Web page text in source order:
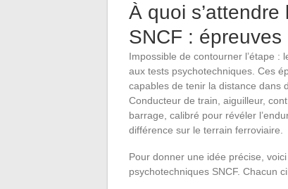
À quoi
SNCF :
Impossible de contourner l’étape :
aux tests psychotechniques. Ces
capables de tenir la distance dans
Conducteur de train, aiguilleur,
barrage, calibré pour révéler
différence sur le terrain ferroviaire.
Pour donner une idée précise,
psychotechniques SNCF. Chacun